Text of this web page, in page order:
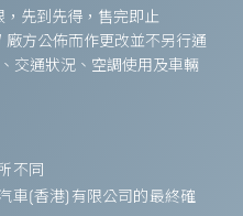
先到先得，售完即止
方公佈而作更改並不另行通
交通狀況、空調使用及車輛
不同
車(香港)有限公司的最終確